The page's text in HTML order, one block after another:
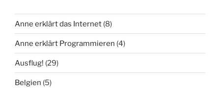
Anne erklärt das Internet (8)
Anne erklärt Programmieren (4)
Ausflug! (29)
Belgien (5)